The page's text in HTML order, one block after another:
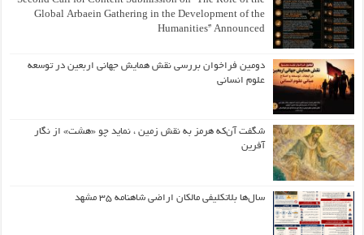
Global Arbaein Gathering in the Development of the
Humanities” Announced
دومین فراخوان بررسی نقش همایش جهانی اربعین در توسعه
علوم انسانی
شگفت آن‌که هرمز به نقش زمین ، نماید چو «هشت» از نگار
آفرین
سال‌ها بلاتکلیفی مالکان اراضی شاهنامه ۳۵ مشهد